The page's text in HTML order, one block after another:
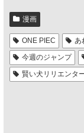
漫画
ONE PIEC あ
今週のジャンプ
賢い犬リリエンタ